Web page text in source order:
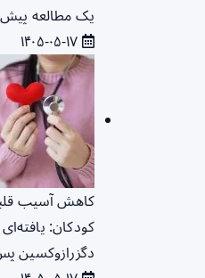
یک مطالعه
کاهش آسیب
کودکان:
دگزرازوکسین پس از ۱۵ سال